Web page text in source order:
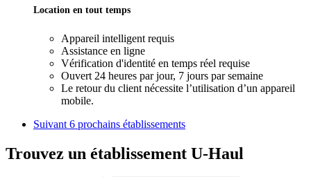
Location en tout temps
Appareil intelligent requis
Assistance en ligne
Vérification d'identité en temps réel requise
Ouvert 24 heures par jour, 7 jours par semaine
Le retour du client nécessite l’utilisation d’un appareil
mobile.
Suivant 6 prochains établissements
Trouvez un établissement U-Haul